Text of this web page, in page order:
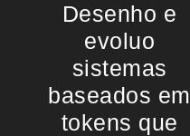
Desenho e
evoluo
sistemas
baseados em
tokens que